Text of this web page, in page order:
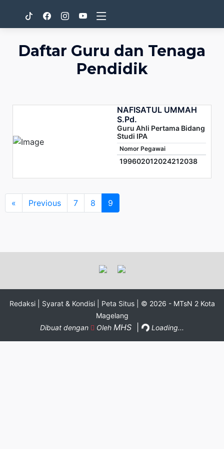
Daftar Guru dan Tenaga
Pendidik
NAFISATUL UMMAH
S.Pd.
Guru Ahli Pertama Bidang
Studi IPA
Nomor Pegawai
199602012024212038
« Previous 7 8 9
Redaksi | Syarat & Kondisi | Peta Situs | © 2026 - MTsN 2 Kota
Magelang
Dibuat dengan
Oleh MHS | Loading...